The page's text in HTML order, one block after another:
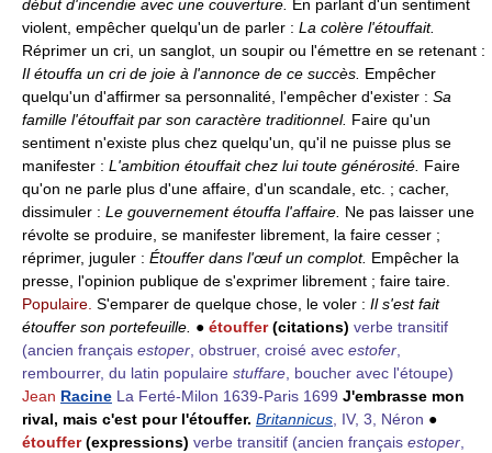
début d'incendie avec une couverture. En parlant d'un sentiment
violent, empêcher quelqu'un de parler : La colère l'étouffait.
Réprimer un cri, un sanglot, un soupir ou l'émettre en se retenant :
Il étouffa un cri de joie à l'annonce de ce succès. Empêcher
quelqu'un d'affirmer sa personnalité, l'empêcher d'exister : Sa
famille l'étouffait par son caractère traditionnel. Faire qu'un
sentiment n'existe plus chez quelqu'un, qu'il ne puisse plus se
manifester : L'ambition étouffait chez lui toute générosité. Faire
qu'on ne parle plus d'une affaire, d'un scandale, etc. ; cacher,
dissimuler : Le gouvernement étouffa l'affaire. Ne pas laisser une
révolte se produire, se manifester librement, la faire cesser ;
réprimer, juguler : Étouffer dans l'œuf un complot. Empêcher la
presse, l'opinion publique de s'exprimer librement ; faire taire.
Populaire. S'emparer de quelque chose, le voler : Il s'est fait
étouffer son portefeuille. ● étouffer(citations) verbe transitif
(ancien français estoper , obstruer, croisé avec estofer
rembourrer, du latin populaire stuffare , boucher avec l'étoupe)
Jean Racine La Ferté-Milon 1639-Paris 1699 J'embrasse mon
rival, mais c'est pour l'étouffer. Britannicus , IV, 3, Néron ●
étouffer(expressions) verbe transitif (ancien français estoper